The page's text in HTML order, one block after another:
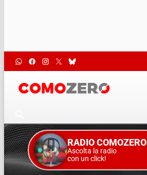
RADIO COMOZERO
Ascolta la radio
con un click!